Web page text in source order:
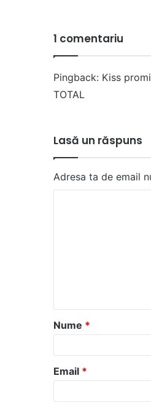
1 comentariu
Pingback: Kiss
TOTAL
Lasă un răspuns
Adresa ta de email
a
r
*
Nume *
Email *